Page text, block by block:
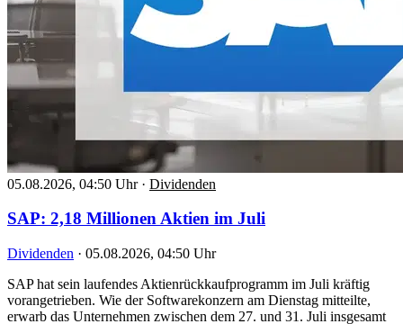
05.08.2026, 04:50 Uhr · Dividenden
SAP: 2,18 Millionen Aktien im Juli
Dividenden · 05.08.2026, 04:50 Uhr
SAP hat sein laufendes Aktienrückkaufprogramm im Juli kräftig
vorangetrieben. Wie der Softwarekonzern am Dienstag mitteilte,
erwarb das Unternehmen zwischen dem 27. und 31. Juli insgesamt